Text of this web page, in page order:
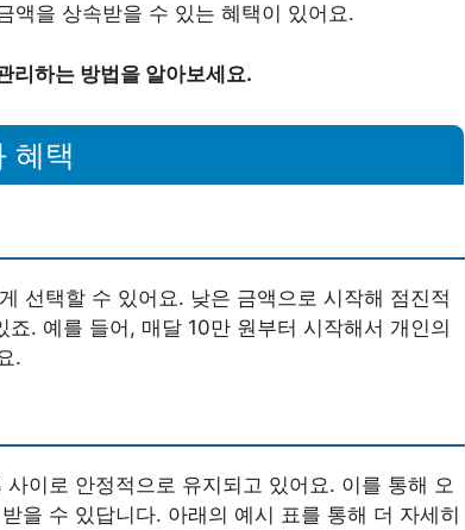
액을 상속받을 수 있는 혜택이 있어요.
리하는 방법을 알아보세요.
혜택
선택할 수 있어요. 낮은 금액으로 시작해 점진적
. 예를 들어, 매달 10만 원부터 시작해서 개인의
.
이로 안정적으로 유지되고 있어요. 이를 통해 오
을 수 있답니다. 아래의 예시 표를 통해 더 자세히